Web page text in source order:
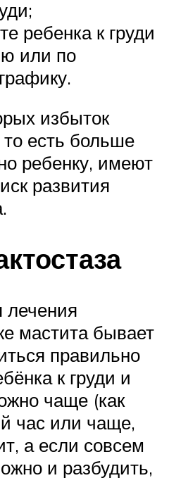
ребенка к груди
или по
избыток
то есть больше
ребенку, имеют
развития
лечения
мастита бывает
правильно
к груди и
чаще (как
час или чаще,
а если совсем
и разбудить,